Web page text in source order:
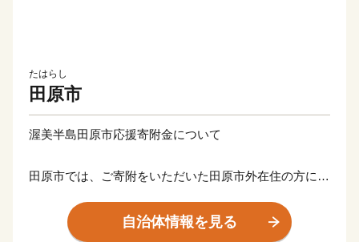
たはらし
田原市
渥美半島田原市応援寄附金について
田原市では、ご寄附をいただいた田原市外在住の方に、
の返礼品をお贈りいたします。
自治体情報を見る